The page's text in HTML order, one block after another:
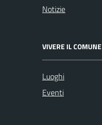
Notizie
VIVERE IL COMUNE
Luoghi
Eventi